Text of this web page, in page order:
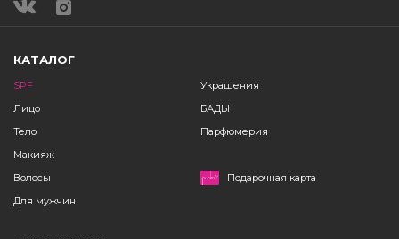
КАТАЛОГ
SPF
Лицо
Тело
Макияж
Волосы
Для мужчин
Украшения
БАДЫ
Парфюмерия
Подарочная карта